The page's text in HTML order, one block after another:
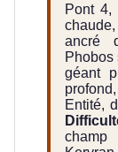
Pont 4,
ancré
Phobos
géant
Entité,